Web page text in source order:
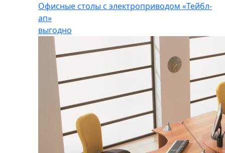
Офисные столы с электроприводом «Тейбл-
ап»
выгодно